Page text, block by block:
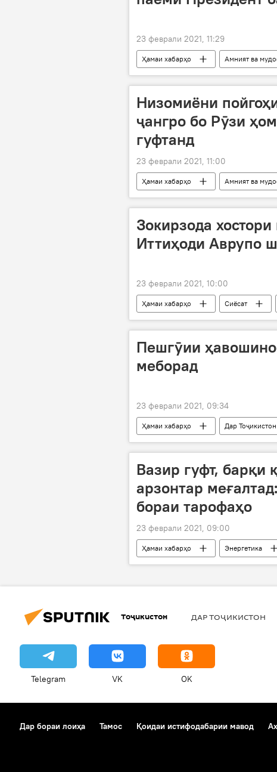
23 феврали 2021, 11:29
Ҳамаи хабарҳо Амният ва
Дар Тоҷикистон
Низомиёни
ҷангро бо Рӯзи
гуфтанд
23 феврали 2021, 11:00
Ҳамаи хабарҳо Амният ва
Зокирзода
Иттиҳоди Аврупо
23 феврали 2021, 10:00
Ҳамаи хабарҳо Сиёсат
Пешгӯии
меборад
23 феврали 2021, 09:34
Ҳамаи хабарҳо Дар Тоҷикистон
Вазир гуфт, барқи
арзонтар
бораи тарофаҳо
23 феврали 2021, 09:00
Ҳамаи хабарҳо Энергетика
Тоҷикистон ДАР ТОҶИКИСТОН
Telegram VK OK
Дар бораи лоиҳа Тамос Қоидаи истифодабарии мавод